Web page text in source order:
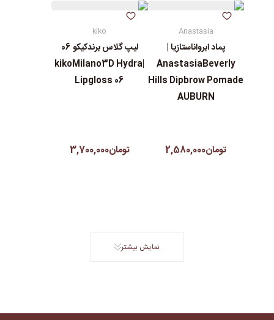
Anastasia
پماد ابرواناستازیا |
AnastasiaBeverly
Hills Dipbrow Pomade
AUBURN
تومان2,580,000
kiko
لیپ گلاس‌ برندکیکو 06
|kikoMilano3D Hydra
Lipgloss 06
تومان3,700,000
نمایش بیشتر